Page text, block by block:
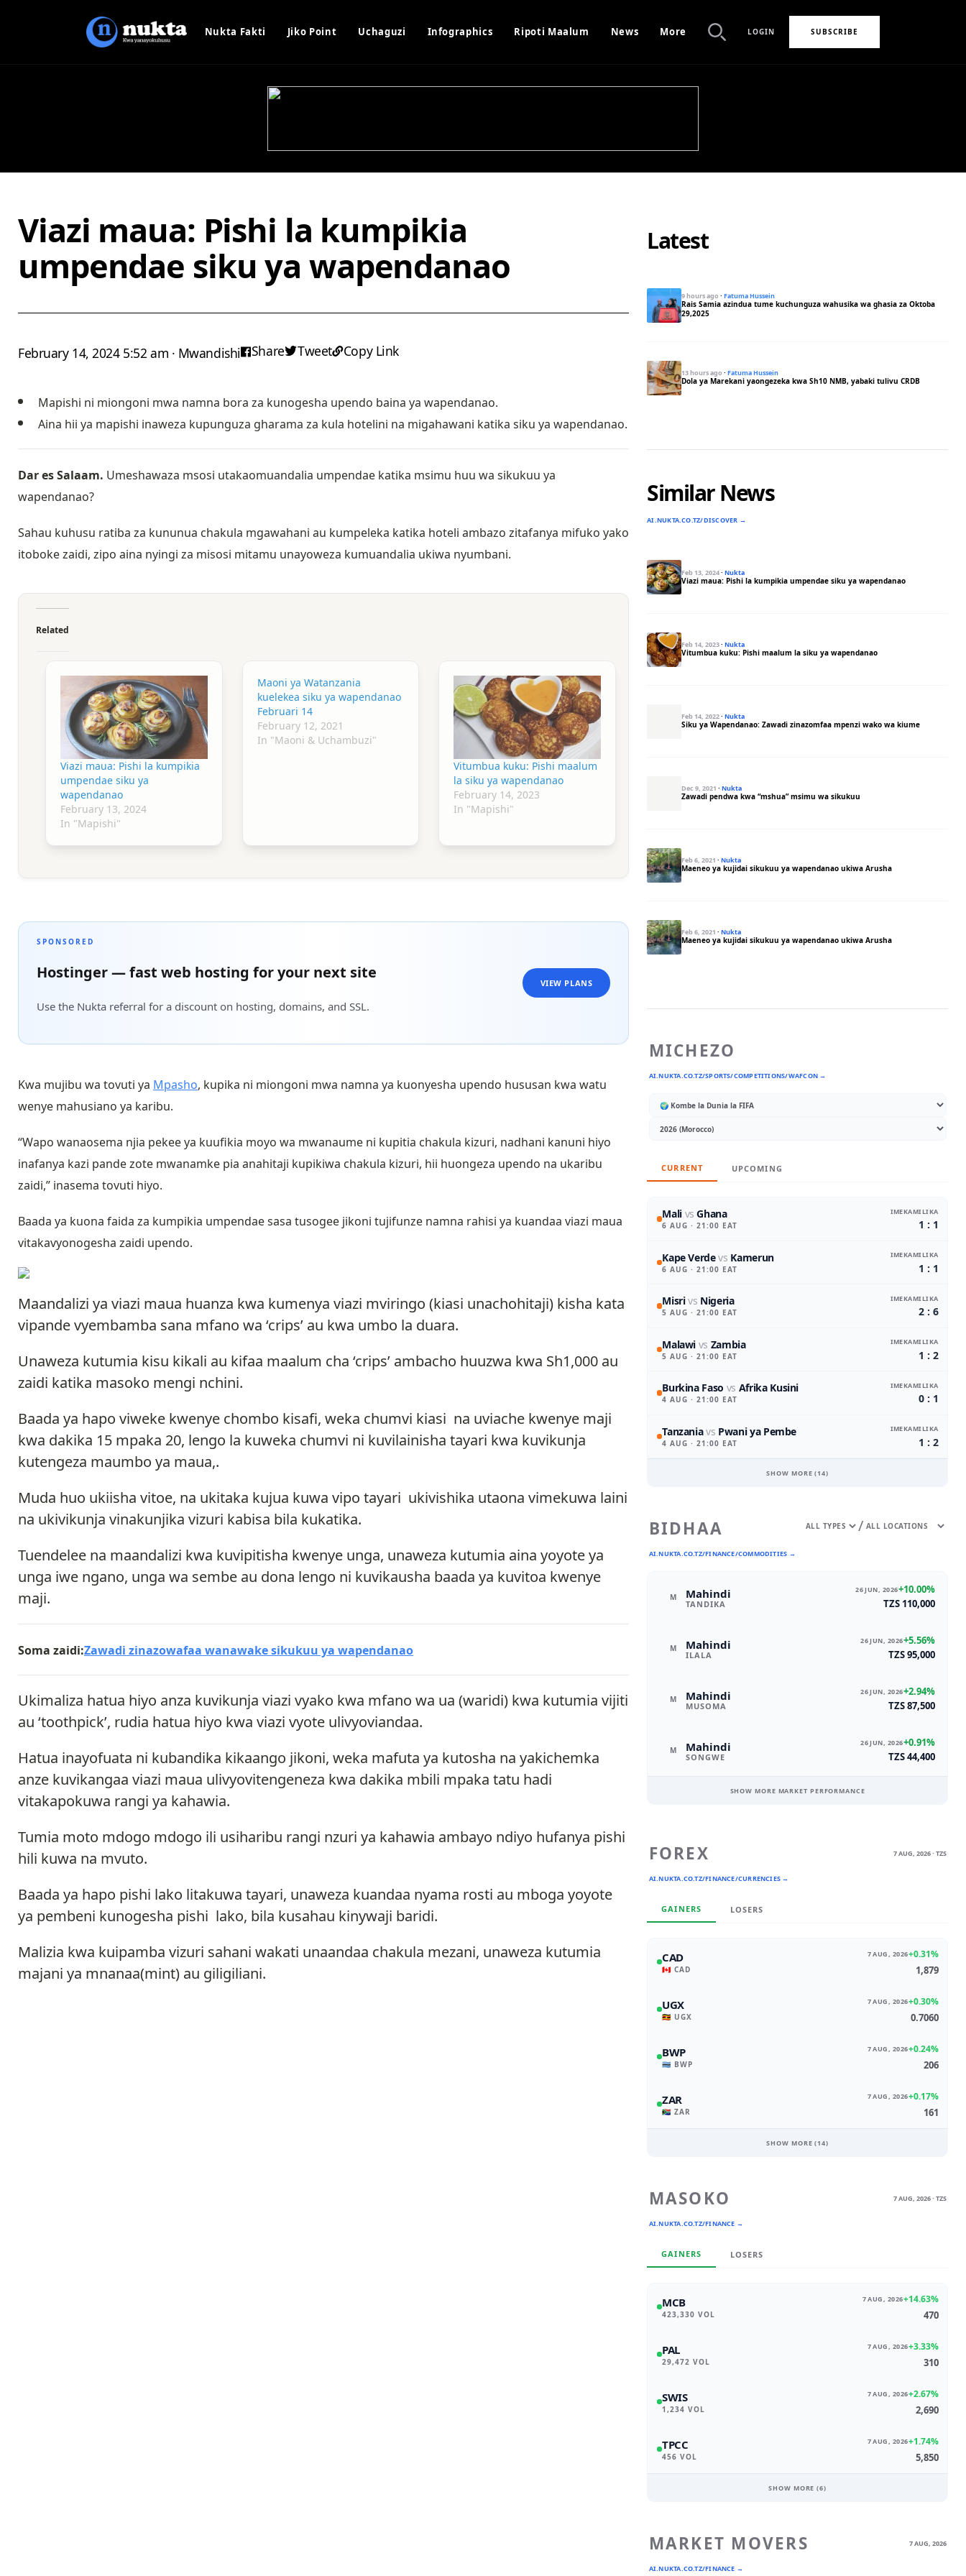
Nukta Fakti Jiko Point Uchaguzi Infographics Ripoti Maalum News More LOGIN SUBSCRIBE
Viazi maua: Pishi la kumpikia
umpendae siku ya wapendanao
February 14, 2024 5:52 am · Mwandishi Share Tweet Copy Link
Mapishi ni miongoni mwa namna bora za kunogesha upendo baina ya wapendanao.
Aina hii ya mapishi inaweza kupunguza gharama za kula hotelini na migahawani katika siku ya wapendanao.
Dar es Salaam. Umeshawaza msosi utakaomuandalia umpendae katika msimu huu wa sikukuu ya
wapendanao?
Sahau kuhusu ratiba za kununua chakula mgawahani au kumpeleka katika hoteli ambazo zitafanya mifuko yako
itoboke zaidi, zipo aina nyingi za misosi mitamu unayoweza kumuandalia ukiwa nyumbani.
Related
Viazi maua: Pishi la kumpikia
umpendae siku ya
wapendanao
February 13, 2024
In "Mapishi"
Maoni ya Watanzania
kuelekea siku ya wapendanao
Februari 14
February 12, 2021
In "Maoni & Uchambuzi"
Vitumbua kuku: Pishi maalum
la siku ya wapendanao
February 14, 2023
In "Mapishi"
SPONSORED
Hostinger — fast web hosting for your next site
Use the Nukta referral for a discount on hosting, domains, and SSL.
VIEW PLANS
Kwa mujibu wa tovuti ya Mpasho, kupika ni miongoni mwa namna ya kuonyesha upendo hususan kwa watu
wenye mahusiano ya karibu.
“Wapo wanaosema njia pekee ya kuufikia moyo wa mwanaume ni kupitia chakula kizuri, nadhani kanuni hiyo
inafanya kazi pande zote mwanamke pia anahitaji kupikiwa chakula kizuri, hii huongeza upendo na ukaribu
zaidi,” inasema tovuti hiyo.
Baada ya kuona faida za kumpikia umpendae sasa tusogee jikoni tujifunze namna rahisi ya kuandaa viazi maua
vitakavyonogesha zaidi upendo.
Maandalizi ya viazi maua huanza kwa kumenya viazi mviringo (kiasi unachohitaji) kisha kata
vipande vyembamba sana mfano wa ‘crips’ au kwa umbo la duara.
Unaweza kutumia kisu kikali au kifaa maalum cha ‘crips’ ambacho huuzwa kwa Sh1,000 au
zaidi katika masoko mengi nchini.
Baada ya hapo viweke kwenye chombo kisafi, weka chumvi kiasi na uviache kwenye maji
kwa dakika 15 mpaka 20, lengo la kuweka chumvi ni kuvilainisha tayari kwa kuvikunja
kutengeza maumbo ya maua,.
Muda huo ukiisha vitoe, na ukitaka kujua kuwa vipo tayari ukivishika utaona vimekuwa laini
na ukivikunja vinakunjika vizuri kabisa bila kukatika.
Tuendelee na maandalizi kwa kuvipitisha kwenye unga, unaweza kutumia aina yoyote ya
unga iwe ngano, unga wa sembe au dona lengo ni kuvikausha baada ya kuvitoa kwenye
maji.
Soma zaidi:Zawadi zinazowafaa wanawake sikukuu ya wapendanao
Ukimaliza hatua hiyo anza kuvikunja viazi vyako kwa mfano wa ua (waridi) kwa kutumia vijiti
au ‘toothpick’, rudia hatua hiyo kwa viazi vyote ulivyoviandaa.
Hatua inayofuata ni kubandika kikaango jikoni, weka mafuta ya kutosha na yakichemka
anze kuvikangaa viazi maua ulivyovitengeneza kwa dakika mbili mpaka tatu hadi
vitakapokuwa rangi ya kahawia.
Tumia moto mdogo mdogo ili usiharibu rangi nzuri ya kahawia ambayo ndiyo hufanya pishi
hili kuwa na mvuto.
Baada ya hapo pishi lako litakuwa tayari, unaweza kuandaa nyama rosti au mboga yoyote
ya pembeni kunogesha pishi lako, bila kusahau kinywaji baridi.
Malizia kwa kuipamba vizuri sahani wakati unaandaa chakula mezani, unaweza kutumia
majani ya mnanaa(mint) au giligiliani.
Latest
9 hours ago ·Fatuma Hussein
Rais Samia azindua tume kuchunguza wahusika wa ghasia za Oktoba
29,2025
13 hours ago ·Fatuma Hussein
Dola ya Marekani yaongezeka kwa Sh10 NMB, yabaki tulivu CRDB
Similar News
AI.NUKTA.CO.TZ/DISCOVER →
Feb 13, 2024·Nukta
Viazi maua: Pishi la kumpikia umpendae siku ya wapendanao
Feb 14, 2023·Nukta
Vitumbua kuku: Pishi maalum la siku ya wapendanao
Feb 14, 2022·Nukta
Siku ya Wapendanao: Zawadi zinazomfaa mpenzi wako wa kiume
Dec 9, 2021·Nukta
Zawadi pendwa kwa “mshua” msimu wa sikukuu
Feb 6, 2021·Nukta
Maeneo ya kujidai sikukuu ya wapendanao ukiwa Arusha
Feb 6, 2021·Nukta
Maeneo ya kujidai sikukuu ya wapendanao ukiwa Arusha
MICHEZO
AI.NUKTA.CO.TZ/SPORTS/COMPETITIONS/WAFCON →
CURRENT UPCOMING
Mali vsGhana
6 AUG · 21:00 EAT
IMEKAMILIKA
1 : 1
Kape Verdevs Kamerun
6 AUG · 21:00 EAT
IMEKAMILIKA
1 : 1
Misrivs Nigeria
5 AUG · 21:00 EAT
IMEKAMILIKA
2 : 6
Malawi vs Zambia
5 AUG · 21:00 EAT
IMEKAMILIKA
1 : 2
Burkina Faso vs Afrika Kusini
4 AUG · 21:00 EAT
IMEKAMILIKA
0 : 1
Tanzaniavs Pwani ya Pembe
4 AUG · 21:00 EAT
IMEKAMILIKA
1 : 2
SHOW MORE (14)
BIDHAA
AI.NUKTA.CO.TZ/FINANCE/COMMODITIES →
/
M Mahindi
TANDIKA
26 JUN, 2026+10.00%
TZS 110,000
M Mahindi
ILALA
26 JUN, 2026+5.56%
TZS 95,000
M Mahindi
MUSOMA
26 JUN, 2026+2.94%
TZS 87,500
M Mahindi
SONGWE
26 JUN, 2026+0.91%
TZS 44,400
SHOW MORE MARKET PERFORMANCE
FOREX
AI.NUKTA.CO.TZ/FINANCE/CURRENCIES →
7 AUG, 2026 · TZS
GAINERS LOSERS
CAD
🇨🇦 CAD
7 AUG, 2026+0.31%
1,879
UGX
🇺🇬 UGX
7 AUG, 2026+0.30%
0.7060
BWP
🇧🇼 BWP
7 AUG, 2026+0.24%
206
ZAR
🇿🇦 ZAR
7 AUG, 2026+0.17%
161
SHOW MORE (14)
MASOKO
AI.NUKTA.CO.TZ/FINANCE →
7 AUG, 2026 · TZS
GAINERS LOSERS
MCB
423,330 VOL
7 AUG, 2026+14.63%
470
PAL
29,472 VOL
7 AUG, 2026+3.33%
310
SWIS
1,234 VOL
7 AUG, 2026+2.67%
2,690
TPCC
456 VOL
7 AUG, 2026+1.74%
5,850
SHOW MORE (6)
MARKET MOVERS
AI.NUKTA.CO.TZ/FINANCE →
7 AUG, 2026